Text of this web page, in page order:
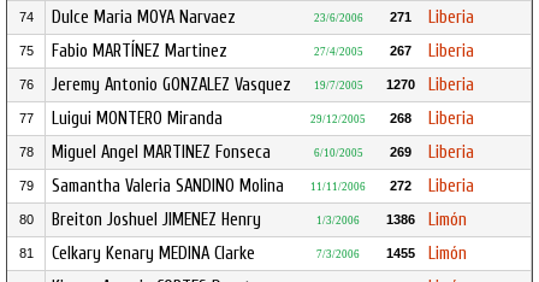
74 Dulce Maria MOYA Narvaez 23/6/2006 271 Liberia
75 Fabio MARTÍNEZ Martinez 27/4/2005 267 Liberia
76 Jeremy Antonio GONZALEZ Vasquez 19/7/2005 1270 Liberia
77 Luigui MONTERO Miranda 29/12/2005 268 Liberia
78 Miguel Angel MARTINEZ Fonseca 6/10/2005 269 Liberia
79 Samantha Valeria SANDINO Molina 11/11/2006 272 Liberia
80 Breiton Joshuel JIMENEZ Henry 1/3/2006 1386 Limón
81 Celkary Kenary MEDINA Clarke 7/3/2006 1455 Limón